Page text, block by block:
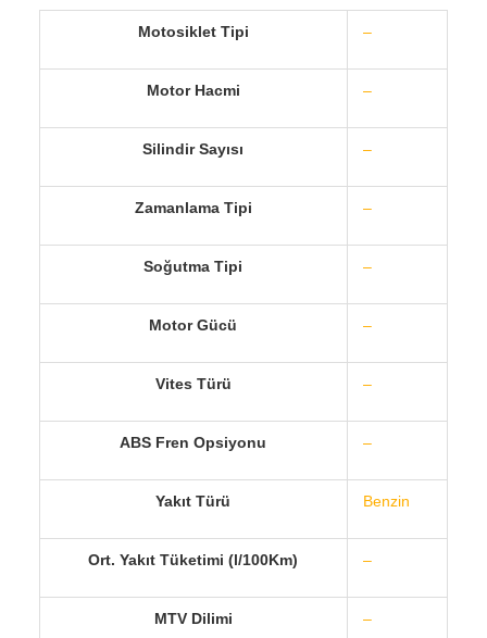
Motosiklet Tipi –
Motor Hacmi –
Silindir Sayısı –
Zamanlama Tipi –
Soğutma Tipi –
Motor Gücü –
Vites Türü –
ABS Fren Opsiyonu –
Yakıt Türü Benzin
Ort. Yakıt Tüketimi (l/100Km) –
MTV Dilimi –